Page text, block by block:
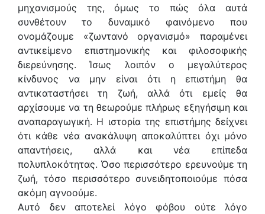
μηχανισμούς της, όμως το πώς όλα αυτά
συνθέτουν το δυναμικό φαινόμενο που
ονομάζουμε «ζωντανό οργανισμό» παραμένει
αντικείμενο επιστημονικής και φιλοσοφικής
διερεύνησης. Ίσως λοιπόν ο μεγαλύτερος
κίνδυνος να μην είναι ότι η επιστήμη θα
αντικαταστήσει τη ζωή, αλλά ότι εμείς θα
αρχίσουμε να τη θεωρούμε πλήρως εξηγήσιμη και
αναπαραγωγική. Η ιστορία της επιστήμης δείχνει
ότι κάθε νέα ανακάλυψη αποκαλύπτει όχι μόνο
απαντήσεις, αλλά και νέα επίπεδα
πολυπλοκότητας. Όσο περισσότερο ερευνούμε τη
ζωή, τόσο περισσότερο συνειδητοποιούμε πόσα
ακόμη αγνοούμε.
Αυτό δεν αποτελεί λόγο φόβου ούτε λόγο